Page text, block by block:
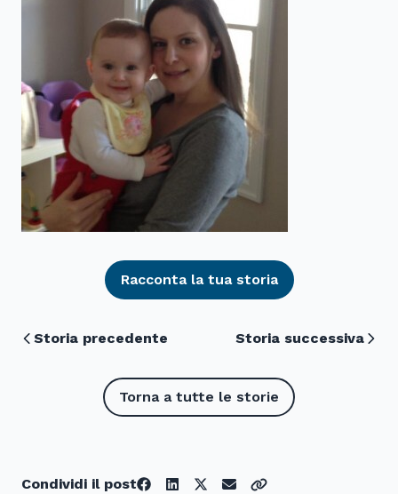
Racconta la tua storia
Storia precedente Storia successiva
Torna a tutte le storie
Condividi il post